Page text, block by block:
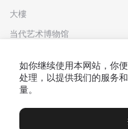
大樓
当代艺术博物馆
如你继续使用本网站，你
处理，以提供我们的服务
量。